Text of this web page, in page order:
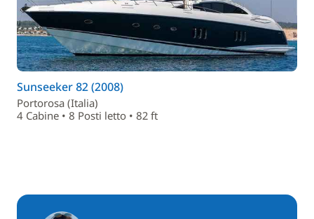
Sunseeker 82 (2008)
Portorosa (Italia)
4 Cabine • 8 Posti letto • 82 ft